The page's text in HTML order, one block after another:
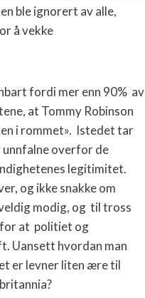
ble ignorert av alle,
å vekke
fordi mer enn 90% av
at Tommy Robinson
i rommet». Istedet tar
unnfalne overfor de
legitimitet.
og ikke snakke om
modig, og til tross
at politiet og
Uansett hvordan man
er levner liten ære til